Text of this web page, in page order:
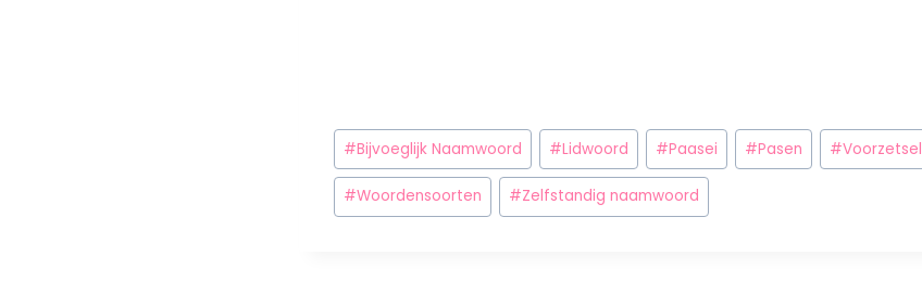
#Bijvoeglijk Naamwoord #Lidwoord #Paasei #Pasen #Voorzetsel
#Woordensoorten #Zelfstandig naamwoord